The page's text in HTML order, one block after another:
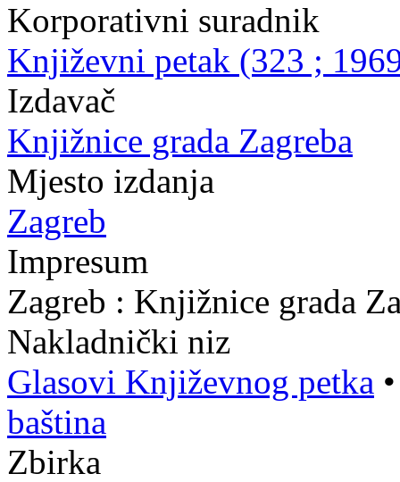
Korporativni suradnik
Književni petak (323 ;
Izdavač
Knjižnice grada Zagreba
Mjesto izdanja
Zagreb
Impresum
Zagreb : Knjižnice grada
Nakladnički niz
Glasovi Književnog petka
baština
Zbirka